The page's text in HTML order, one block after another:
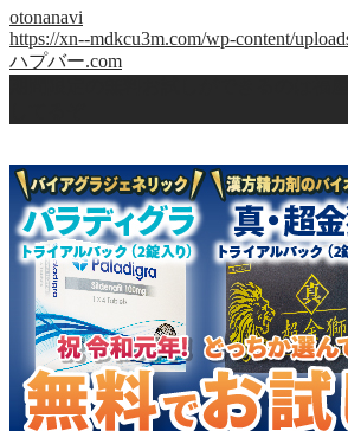
otonanavi
https://xn--mdkcu3m.com/wp-content/
ハプバー.com